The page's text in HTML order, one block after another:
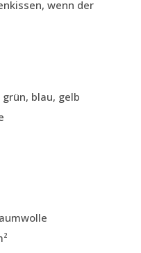
wenn der
blau, gelb